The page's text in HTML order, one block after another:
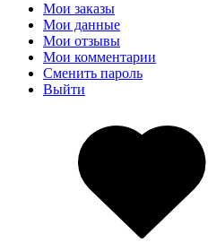
Мои заказы
Мои данные
Мои отзывы
Мои комментарии
Сменить пароль
Выйти